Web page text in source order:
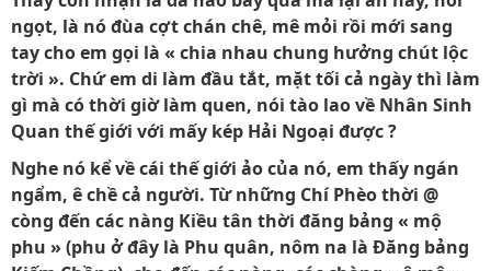
ngọt, là nó đùa cợt chán chê, mê mỏi rồi mới sang
tay cho em gọi là « chia nhau chung hưởng chút lộc
trời ». Chứ em di làm đầu tắt, mặt tối cả ngày thì làm
gì mà có thời giờ làm quen, nói tào lao về Nhân Sinh
Quan thế giới với mấy kép Hải Ngoại được ?
Nghe nó kể về cái thế giới ảo của nó, em thấy ngán
ngẩm, ê chề cả người. Từ những Chí Phèo thời @
còng đến các nàng Kiều tân thời đăng bảng « mộ
phu » (phu ở đây là Phu quân, nôm na là Ðăng bảng